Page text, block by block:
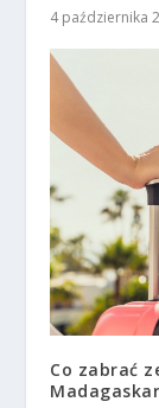
4 października
Co zabrać